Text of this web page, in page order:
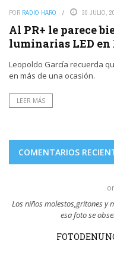
POR RADIO HARO 30 JULIO,
Al PR+ le parece
luminarias LED en
Leopoldo García recuerda
en más de una ocasión.
LEER MÁS
COMENTARIOS
Todo el mundo sabe quién